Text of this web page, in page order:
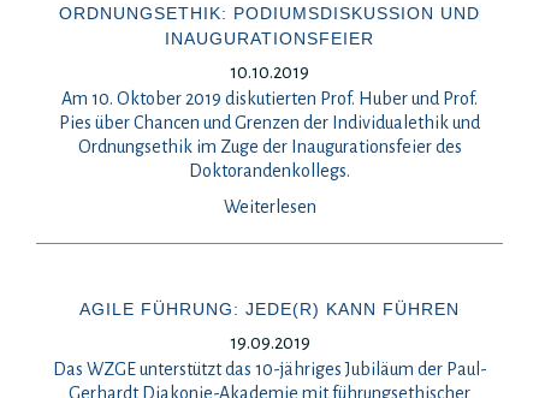
ORDNUNGSETHIK: PODIUMSDISKUSSION UND
INAUGURATIONSFEIER
10.10.2019
Am 10. Oktober 2019 diskutierten Prof. Huber und Prof.
Pies über Chancen und Grenzen der Individualethik und
Ordnungsethik im Zuge der Inaugurationsfeier des
Doktorandenkollegs.
Weiterlesen
AGILE FÜHRUNG: JEDE(R) KANN FÜHREN
19.09.2019
Das WZGE unterstützt das 10-jähriges Jubiläum der Paul-
Gerhardt Diakonie-Akademie mit führungsethischer